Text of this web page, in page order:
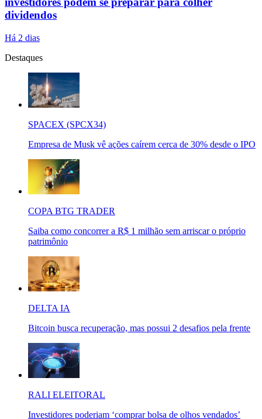
dividendos
Há 2 dias
Destaques
SPACEX (SPCX34)
Empresa de Musk vê ações caírem cerca de 30% desde o IPO
COPA BTG TRADER
Saiba como concorrer a R$ 1 milhão sem arriscar o próprio
patrimônio
DELTA IA
Bitcoin busca recuperação, mas possui 2 desafios pela frente
RALI ELEITORAL
Investidores poderiam ‘comprar bolsa de olhos vendados’